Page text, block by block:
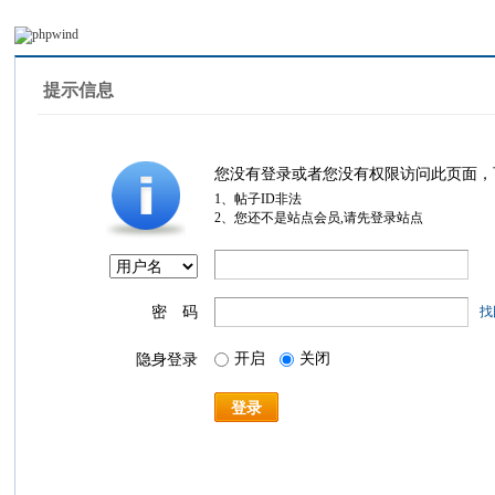
提示信息
您没有登录或者您没有权限访问此页面
1、帖子ID非法
2、您还不是站点会员,请先登录站点
密 码
隐身登录 开启 关闭
登录